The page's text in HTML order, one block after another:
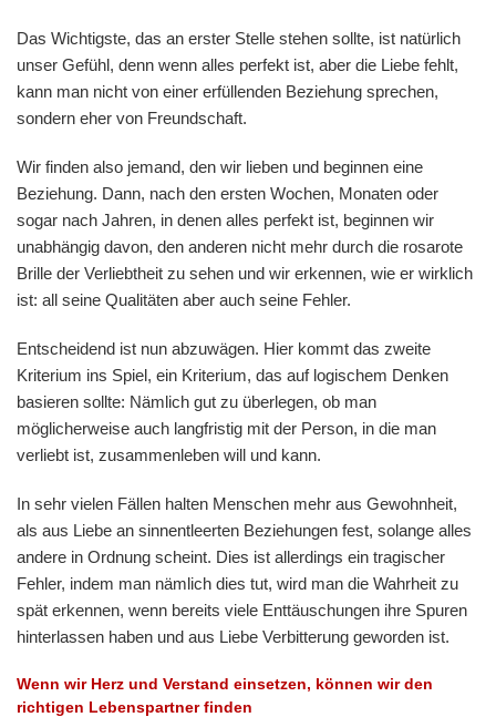
Das Wichtigste, das an erster Stelle stehen sollte, ist natürlich
unser Gefühl, denn wenn alles perfekt ist, aber die Liebe fehlt,
kann man nicht von einer erfüllenden Beziehung sprechen,
sondern eher von Freundschaft.
Wir finden also jemand, den wir lieben und beginnen eine
Beziehung. Dann, nach den ersten Wochen, Monaten oder
sogar nach Jahren, in denen alles perfekt ist, beginnen wir
unabhängig davon, den anderen nicht mehr durch die rosarote
Brille der Verliebtheit zu sehen und wir erkennen, wie er wirklich
ist: all seine Qualitäten aber auch seine Fehler.
Entscheidend ist nun abzuwägen. Hier kommt das zweite
Kriterium ins Spiel, ein Kriterium, das auf logischem Denken
basieren sollte: Nämlich gut zu überlegen, ob man
möglicherweise auch langfristig mit der Person, in die man
verliebt ist, zusammenleben will und kann.
In sehr vielen Fällen halten Menschen mehr aus Gewohnheit,
als aus Liebe an sinnentleerten Beziehungen fest, solange alles
andere in Ordnung scheint. Dies ist allerdings ein tragischer
Fehler, indem man nämlich dies tut, wird man die Wahrheit zu
spät erkennen, wenn bereits viele Enttäuschungen ihre Spuren
hinterlassen haben und aus Liebe Verbitterung geworden ist.
Wenn wir Herz und Verstand einsetzen, können wir den
richtigen Lebenspartner finden